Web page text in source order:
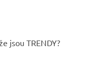
jsou TRENDY?